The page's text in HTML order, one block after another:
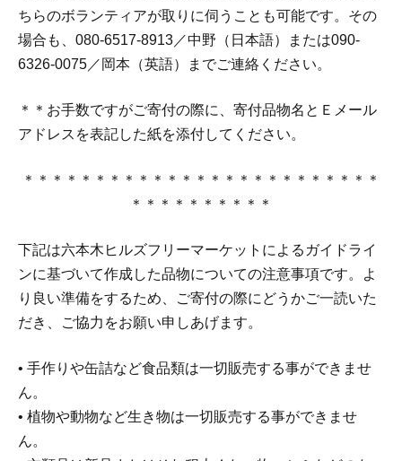
ちらのボランティアが取りに伺うことも可能です。その
場合も、080-6517-8913／中野（日本語）または090-
6326-0075／岡本（英語）までご連絡ください。
＊＊お手数ですがご寄付の際に、寄付品物名とＥメール
アドレスを表記した紙を添付してください。
＊＊＊＊＊＊＊＊＊＊＊＊＊＊＊＊＊＊＊＊＊＊＊＊＊
＊＊＊＊＊＊＊＊＊＊
下記は六本木ヒルズフリーマーケットによるガイドライ
ンに基づいて作成した品物についての注意事項です。よ
り良い準備をするため、ご寄付の際にどうかご一読いた
だき、ご協力をお願い申しあげます。
• 手作りや缶詰など食品類は一切販売する事ができませ
ん。
• 植物や動物など生き物は一切販売する事ができませ
ん。